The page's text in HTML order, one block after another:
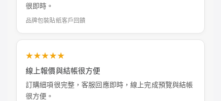
很即時。
品牌包裝貼紙客戶回饋
★★★★★
線上報價與結帳很方便
訂購細項很完整，客服回應即時，線上完成預覽與結帳
很方便。